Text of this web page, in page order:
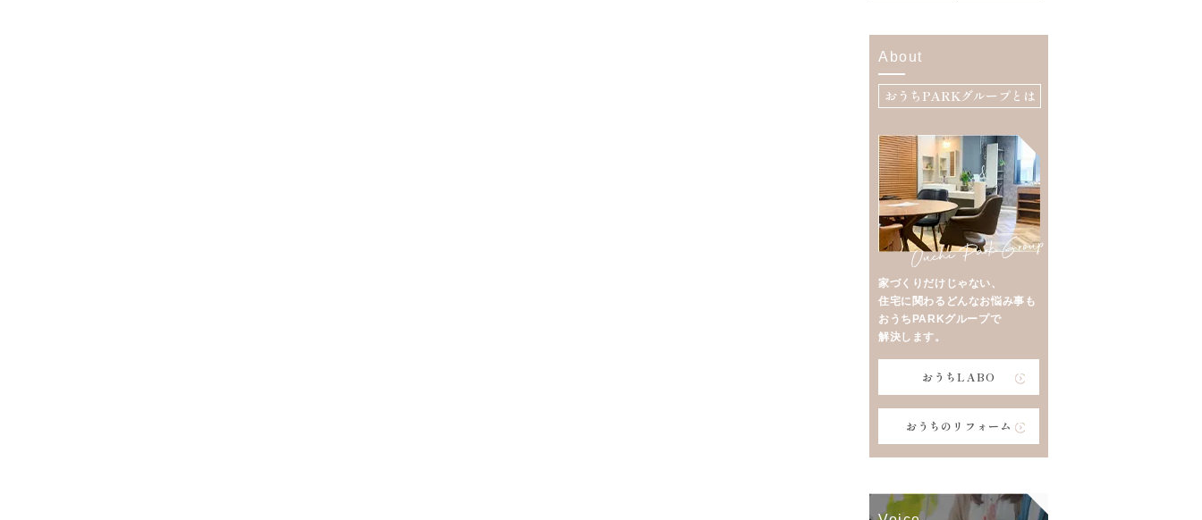
About
おうちPARKグループとは
家づくりだけじゃない、
住宅に関わるどんなお悩み事も
おうちPARKグループで
解決します。
おうちLABO
おうちのリフォーム